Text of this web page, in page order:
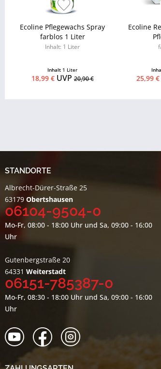
Ecoline Pflegewachs Spray
farblos 1 Liter
Inhalt: 1 Liter
Inhalt 1 Liter
18,99 €UVP20,90 €
Ecoline
25,99 €
STANDORTE
Albrecht-Dürer-Straße 25
63179 Obertshausen
06104-9504-0
Mo-Fr, 08:00 - 18:00 Uhr und Sa, 09:00 - 16:00
Uhr
Gutenbergstraße 20
64331 Weiterstadt
06151-785387-0
Mo-Fr, 08:30 - 18:00 Uhr und Sa, 09:00 - 16:00
Uhr